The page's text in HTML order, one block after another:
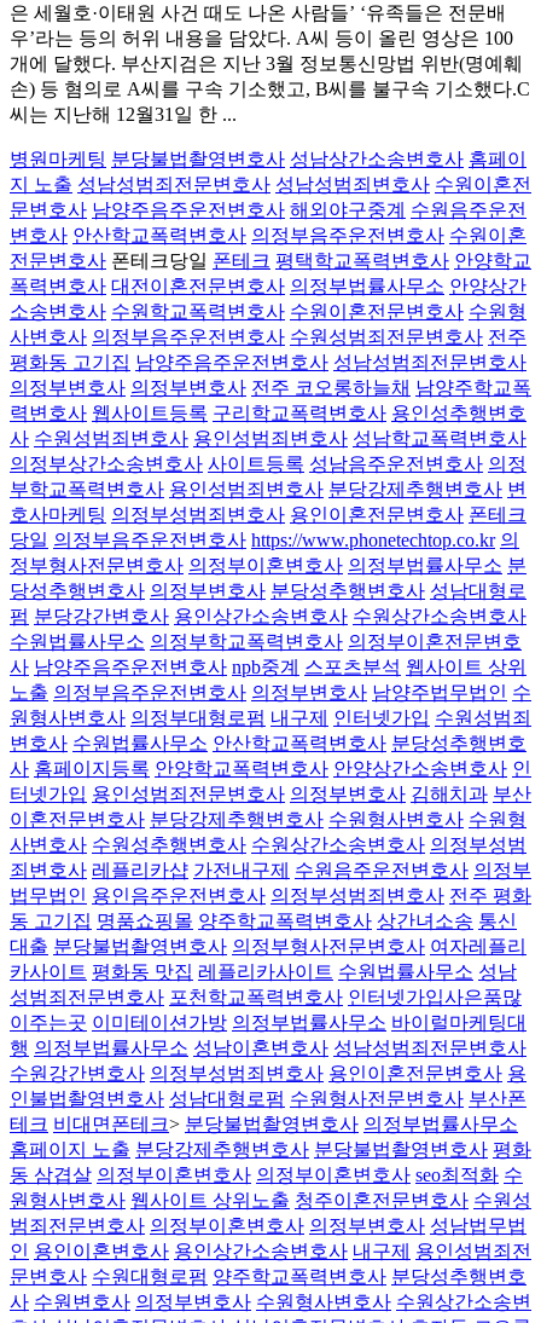
은 세월호·이태원 사건 때도 나온 사람들’ ‘유족들은 전문배
우’라는 등의 허위 내용을 담았다. A씨 등이 올린 영상은 100
개에 달했다. 부산지검은 지난 3월 정보통신망법 위반(명예훼
손) 등 혐의로 A씨를 구속 기소했고, B씨를 불구속 기소했다.C
씨는 지난해 12월31일 한 ...
병원마케팅 분당불법촬영변호사 성남상간소송변호사 홈페이
지 노출 성남성범죄전문변호사 성남성범죄변호사 수원이혼전
문변호사 남양주음주운전변호사 해외야구중계 수원음주운전
변호사 안산학교폭력변호사 의정부음주운전변호사 수원이혼
전문변호사 폰테크당일 폰테크 평택학교폭력변호사 안양학교
폭력변호사 대전이혼전문변호사 의정부법률사무소 안양상간
소송변호사 수원학교폭력변호사 수원이혼전문변호사 수원형
사변호사 의정부음주운전변호사 수원성범죄전문변호사 전주
평화동 고기집 남양주음주운전변호사 성남성범죄전문변호사
의정부변호사 의정부변호사 전주 코오롱하늘채 남양주학교폭
력변호사 웹사이트등록 구리학교폭력변호사 용인성추행변호
사 수원성범죄변호사 용인성범죄변호사 성남학교폭력변호사
의정부상간소송변호사 사이트등록 성남음주운전변호사 의정
부학교폭력변호사 용인성범죄변호사 분당강제추행변호사 변
호사마케팅 의정부성범죄변호사 용인이혼전문변호사 폰테크
당일 의정부음주운전변호사 https://www.phonetechtop.co.kr 의
정부형사전문변호사 의정부이혼변호사 의정부법률사무소 분
당성추행변호사 의정부변호사 분당성추행변호사 성남대형로
펌 분당강간변호사 용인상간소송변호사 수원상간소송변호사
수원법률사무소 의정부학교폭력변호사 의정부이혼전문변호
사 남양주음주운전변호사 npb중계 스포츠분석 웹사이트 상위
노출 의정부음주운전변호사 의정부변호사 남양주법무법인 수
원형사변호사 의정부대형로펌 내구제 인터넷가입 수원성범죄
변호사 수원법률사무소 안산학교폭력변호사 분당성추행변호
사 홈페이지등록 안양학교폭력변호사 안양상간소송변호사 인
터넷가입 용인성범죄전문변호사 의정부변호사 김해치과 부산
이혼전문변호사 분당강제추행변호사 수원형사변호사 수원형
사변호사 수원성추행변호사 수원상간소송변호사 의정부성범
죄변호사 레플리카샵 가전내구제 수원음주운전변호사 의정부
법무법인 용인음주운전변호사 의정부성범죄변호사 전주 평화
동 고기집 명품쇼핑몰 양주학교폭력변호사 상간녀소송 통신
대출 분당불법촬영변호사 의정부형사전문변호사 여자레플리
카사이트 평화동 맛집 레플리카사이트 수원법률사무소 성남
성범죄전문변호사 포천학교폭력변호사 인터넷가입사은품많
이주는곳 이미테이션가방 의정부법률사무소 바이럴마케팅대
행 의정부법률사무소 성남이혼변호사 성남성범죄전문변호사
수원강간변호사 의정부성범죄변호사 용인이혼전문변호사 용
인불법촬영변호사 성남대형로펌 수원형사전문변호사 부산폰
테크 비대면폰테크> 분당불법촬영변호사 의정부법률사무소
홈페이지 노출 분당강제추행변호사 분당불법촬영변호사 평화
동 삼겹살 의정부이혼변호사 의정부이혼변호사 seo최적화 수
원형사변호사 웹사이트 상위노출 청주이혼전문변호사 수원성
범죄전문변호사 의정부이혼변호사 의정부변호사 성남법무법
인 용인이혼변호사 용인상간소송변호사 내구제 용인성범죄전
문변호사 수원대형로펌 양주학교폭력변호사 분당성추행변호
사 수원변호사 의정부변호사 수원형사변호사 수원상간소송변